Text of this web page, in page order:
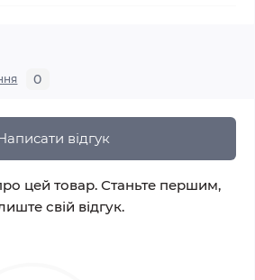
0
відгук
цей товар. Станьте першим,
свій відгук.